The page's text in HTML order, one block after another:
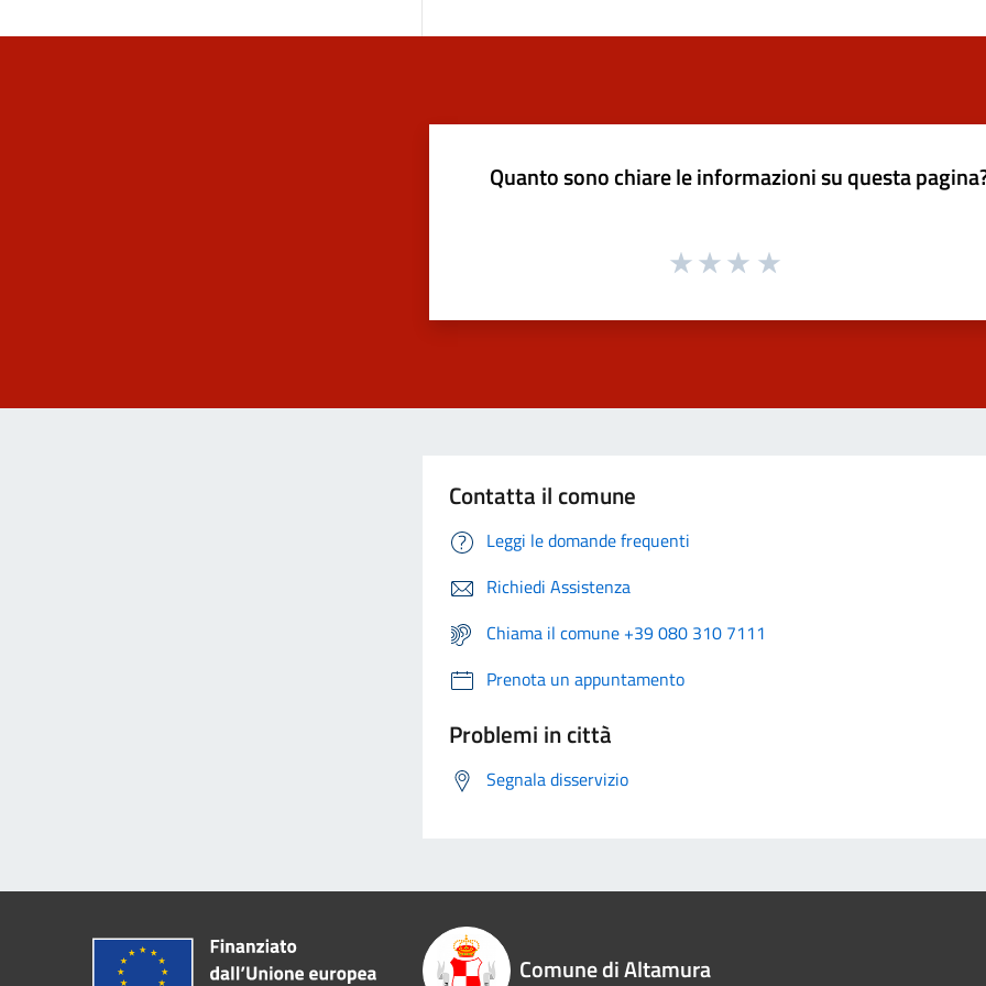
Quanto sono chiare le informazioni su questa
Contatta il comune
Leggi le domande frequenti
Richiedi Assistenza
Chiama il comune +39 080 310 7111
Prenota un appuntamento
Problemi in città
Segnala disservizio
Comune di Altamura